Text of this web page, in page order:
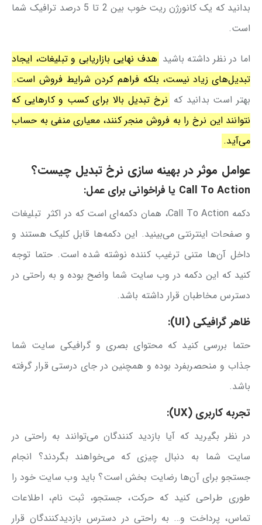
بدانید که یک کانورژن ریت خوب بین 2 تا 5 درصد ترافیک شما
است.
اما در نظر داشته باشید هدف نهایی بازاریابی و تبلیغات، ایجاد
تبدیل‌های زیاد نیست، بلکه فراهم کردن شرایط فروش است.
بهتر است بدانید که نرخ تبدیل بالا برای کسب و کارهایی که
نتوانند این نرخ را به فروش منجر کنند، معیاری منفی به حساب
می‌آید.
عوامل موثر در بهینه‌ سازی نرخ تبدیل چیست؟
Call To Action یا فراخوانی برای عمل:
دکمه Call To Action، همان دکمه‌ای است که در اکثر تبلیغات
و صفحات اینترنتی می‌بینید. این دکمه‌ها قابل کلیک هستند و
داخل آن‌ها متنی ترغیب کننده نوشته شده است. حتما توجه
کنید که این دکمه در وب سایت شما واضح بوده و به راحتی در
دسترس مخاطبان قرار داشته باشد.
ظاهر گرافیکی (UI):
حتما بررسی کنید که محتوای بصری و گرافیکی سایت شما
جذاب و منحصربفرد بوده و همچنین در جای درستی قرار گرفته
باشد.
تجربه کاربری (UX):
در نظر بگیرید که آیا بازدید کنندگان می‌توانند به راحتی در
سایت شما به دنبال چیزی که می‌خواهند بگردند؟ انجام
جستجو برای آن‌ها رضایت بخش است؟ باید وب ‌سایت‌ خود را
طوری طراحی کنید که حرکت، جستجو، ثبت نام، اطلاعات
تماس، پرداخت و… به راحتی در دسترس بازدیدکنندگان قرار